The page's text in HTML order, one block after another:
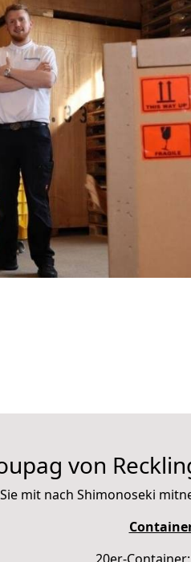
von
mit nach Shimonoseki